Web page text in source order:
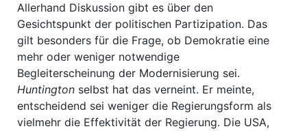
Allerhand Diskussion gibt es über den
Gesichtspunkt der politischen Partizipation. Das
gilt besonders für die Frage, ob Demokratie eine
mehr oder weniger notwendige
Begleiterscheinung der Modernisierung sei.
Huntington selbst hat das verneint. Er meinte,
entscheidend sei weniger die Regierungsform als
vielmehr die Effektivität der Regierung. Die USA,